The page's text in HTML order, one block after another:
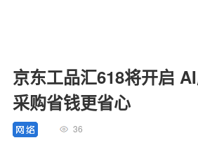
京东工品汇618将开启
采购省钱更省心
36